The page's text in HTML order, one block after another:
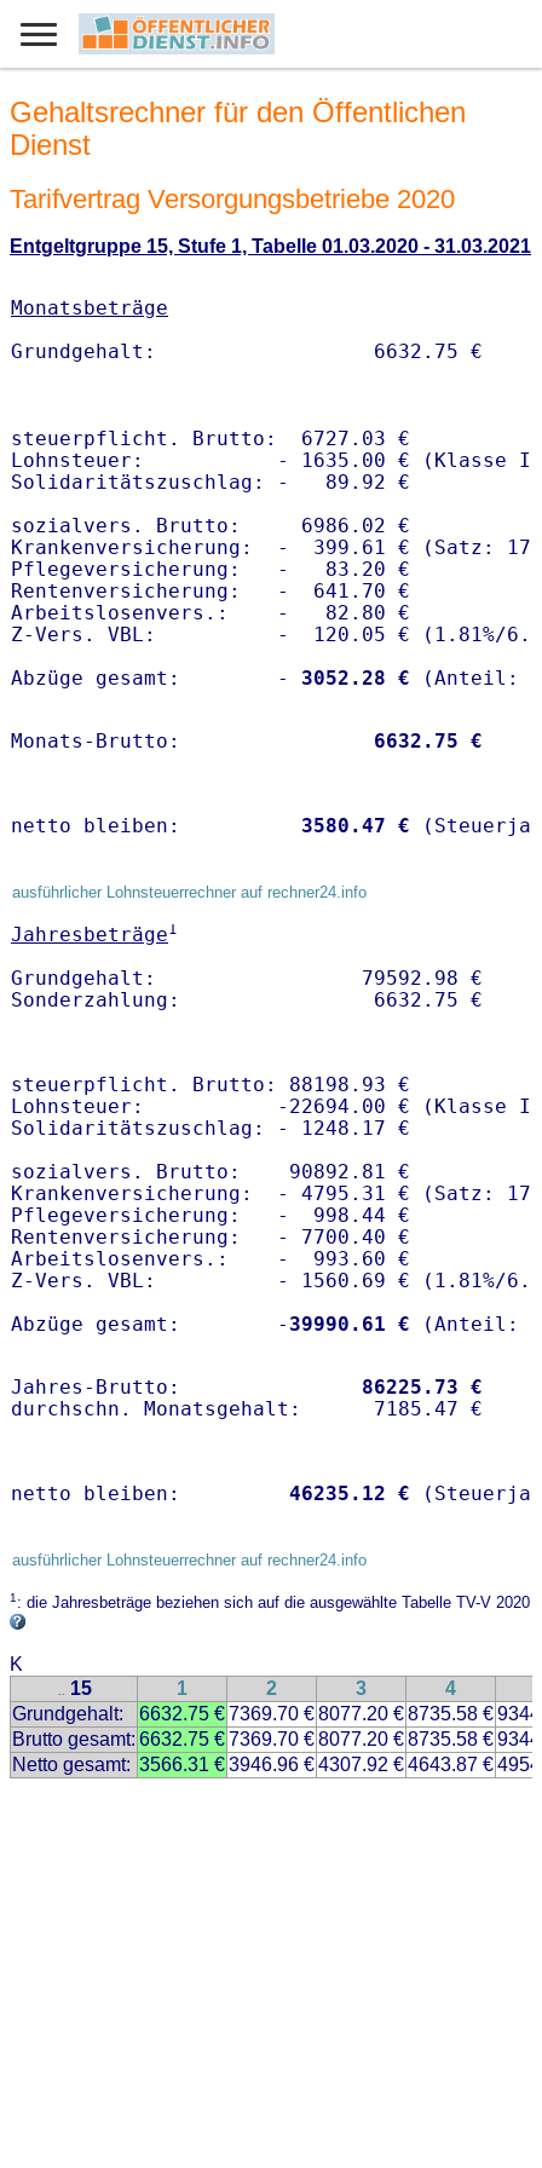
Gehaltsrechner für den Öffentlichen
Dienst
Tarifvertrag Versorgungsbetriebe 2020
Entgeltgruppe 15, Stufe 1, Tabelle 01.03.2020 - 31.03.2021
Monatsbeträge
steuerpflicht. Brutto:  6727.03 €
Lohnsteuer:           - 1635.00 € (Klasse I)
Solidaritätszuschlag: -   89.92 €
sozialvers. Brutto:     6986.02 €
Krankenversicherung:  -  399.61 € (Satz:
Pflegeversicherung:   -   83.20 €
Rentenversicherung:   -  641.70 €
Arbeitslosenvers.:    -   82.80 €
Z-Vers. VBL:          -  120.05 € ( 1.81%/
Abzüge gesamt:        -
3052.28 €
Monats-Brutto: 6632.75 €
netto bleiben: 3580.47 €
ausführlicher Lohnsteuerrechner auf rechner24.info
Jahresbeträge1
Grundgehalt:                 79592.98 €
steuerpflicht. Brutto: 88198.93 €
Lohnsteuer:           -22694.00 € (Klasse I)
Solidaritätszuschlag: - 1248.17 €
sozialvers. Brutto:    90892.81 €
Krankenversicherung:  - 4795.31 € (Satz:
Pflegeversicherung:   -  998.44 €
Rentenversicherung:   - 7700.40 €
Arbeitslosenvers.:    -  993.60 €
Z-Vers. VBL:          - 1560.69 € ( 1.81%/
Abzüge gesamt:        - 39990.61 €
Jahres-Brutto: 86225.73 €
netto bleiben: 46235.12 €
ausführlicher Lohnsteuerrechner auf rechner24.info
1: die Jahresbeträge beziehen sich auf die ausgewählte Tabelle TV-V 2020
K
.. 15 1 2 3 4
Grundgehalt:
6632.75 €7369.70 €8077.20 €8735.58 €
Brutto gesamt: 6632.75 €7369.70 €8077.20 €8735.58 €
Netto gesamt: 3566.31 €3946.96 €4307.92 €4643.87 €